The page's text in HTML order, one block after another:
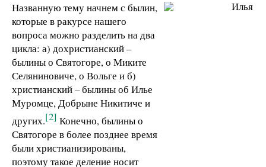
Названную тему начнем с былин,
которые в ракурсе нашего
вопроса можно разделить на два
цикла: а) дохристианский –
былины о Святогоре, о Миките
Селяниновиче, о Вольге и б)
христианский – былины об Илье
Муромце, Добрыне Никитиче и
других.[2] Конечно, былины о
Святогоре в более позднее время
были христианизированы,
поэтому такое деление носит